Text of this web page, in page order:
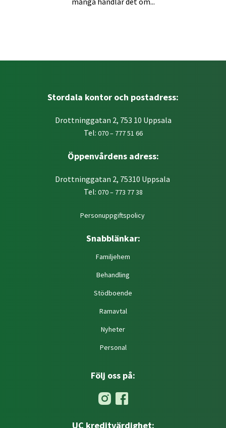
Stordala kontor och postadress:
Drottninggatan 2, 753 10 Uppsala
Tel: 070 – 777 51 66
Öppenvårdens adress:
Drottninggatan 2, 75310 Uppsala
Tel: 070 – 773 77 38
Personuppgiftspolicy
Snabblänkar:
Familjehem
Behandling
Stödboende
Ramavtal
Nyheter
Personal
Följ oss på:
UC kreditvärdighet: